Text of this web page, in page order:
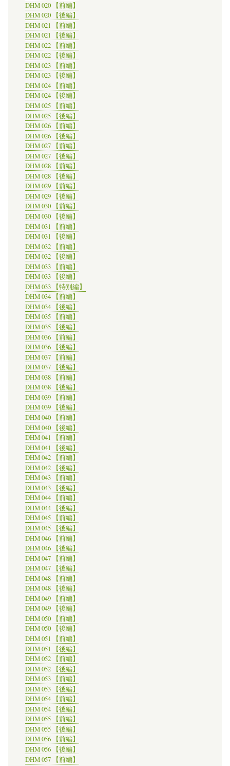
DHM 020 【前編】
DHM 020 【後編】
DHM 021 【前編】
DHM 021 【後編】
DHM 022 【前編】
DHM 022 【後編】
DHM 023 【前編】
DHM 023 【後編】
DHM 024 【前編】
DHM 024 【後編】
DHM 025 【前編】
DHM 025 【後編】
DHM 026 【前編】
DHM 026 【後編】
DHM 027 【前編】
DHM 027 【後編】
DHM 028 【前編】
DHM 028 【後編】
DHM 029 【前編】
DHM 029 【後編】
DHM 030 【前編】
DHM 030 【後編】
DHM 031 【前編】
DHM 031 【後編】
DHM 032 【前編】
DHM 032 【後編】
DHM 033 【前編】
DHM 033 【後編】
DHM 033 【特別編】
DHM 034 【前編】
DHM 034 【後編】
DHM 035 【前編】
DHM 035 【後編】
DHM 036 【前編】
DHM 036 【後編】
DHM 037 【前編】
DHM 037 【後編】
DHM 038 【前編】
DHM 038 【後編】
DHM 039 【前編】
DHM 039 【後編】
DHM 040 【前編】
DHM 040 【後編】
DHM 041 【前編】
DHM 041 【後編】
DHM 042 【前編】
DHM 042 【後編】
DHM 043 【前編】
DHM 043 【後編】
DHM 044 【前編】
DHM 044 【後編】
DHM 045 【前編】
DHM 045 【後編】
DHM 046 【前編】
DHM 046 【後編】
DHM 047 【前編】
DHM 047 【後編】
DHM 048 【前編】
DHM 048 【後編】
DHM 049 【前編】
DHM 049 【後編】
DHM 050 【前編】
DHM 050 【後編】
DHM 051 【前編】
DHM 051 【後編】
DHM 052 【前編】
DHM 052 【後編】
DHM 053 【前編】
DHM 053 【後編】
DHM 054 【前編】
DHM 054 【後編】
DHM 055 【前編】
DHM 055 【後編】
DHM 056 【前編】
DHM 056 【後編】
DHM 057 【前編】